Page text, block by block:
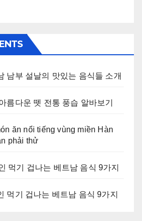
남부 설날의 맛있는 음식들 소개
름다운 뗏 전통 풍습 알바보기
ăn nổi tiếng vùng miền Hàn
phải thử
먹기 겁나는 베트남 음식 9가지
먹기 겁나는 베트남 음식 9가지